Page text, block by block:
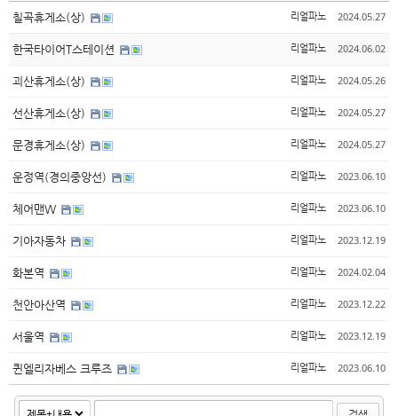
칠곡휴게소(상) 리얼파노 2024.05.27
한국타이어T스테이션 리얼파노 2024.06.02
괴산휴게소(상) 리얼파노 2024.05.26
선산휴게소(상) 리얼파노 2024.05.27
문경휴게소(상) 리얼파노 2024.05.27
운정역(경의중앙선) 리얼파노 2023.06.10
체어맨W 리얼파노 2023.06.10
기아자동차 리얼파노 2023.12.19
화본역 리얼파노 2024.02.04
천안아산역 리얼파노 2023.12.22
서울역 리얼파노 2023.12.19
퀸엘리자베스 크루즈 리얼파노 2023.06.10